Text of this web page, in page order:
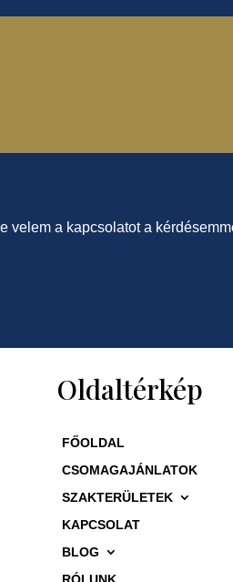
velem a kapcsolatot a
Oldaltérkép
FŐOLDAL
CSOMAGAJÁNLATOK
SZAKTERÜLETEK
KAPCSOLAT
BLOG
RÓLUNK